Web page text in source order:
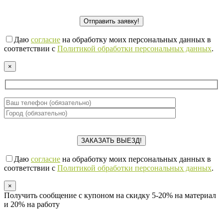
Даю согласие на обработку моих персональных данных в
соответствии с Политикой обработки персональных данных.
×
Даю согласие на обработку моих персональных данных в
соответствии с Политикой обработки персональных данных.
×
Получить сообщение с купоном на скидку 5-20% на материал
и 20% на работу